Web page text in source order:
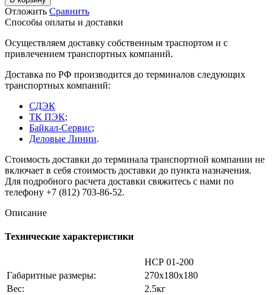
Отложить Сравнить
Способы оплаты и доставки
Осуществляем доставку собственным траспортом и с
привлечением транспортных компаний.
Доставка по РФ производится до терминалов следующих
транспортных компаний:
СДЭК
ТК ПЭК;
Байкал-Сервис;
Деловые Линии.
Стоимость доставки до терминала транспортной компании не
включает в себя стоимость доставки до пункта назначения.
Для подробного расчета доставки свяжитесь с нами по
телефону +7 (812) 703-86-52.
Описание
Технические характеристики
НСР 01-200
Габаритные размеры:
270х180х180
Вес:
2.5кг